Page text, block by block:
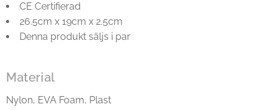
CE Certifierad
26.5cm x 19cm x 2.5cm
Denna produkt säljs i par
Material
Nylon, EVA Foam, Plast